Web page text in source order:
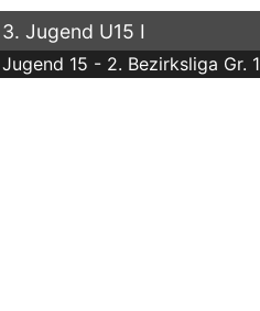
3. Jugend U15 I
Jugend 15 - 2. Bezirksliga Gr. 1